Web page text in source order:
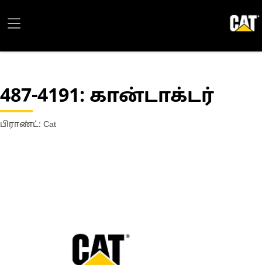
487-4191: கான்டாக்டர்
பிராண்ட்: Cat